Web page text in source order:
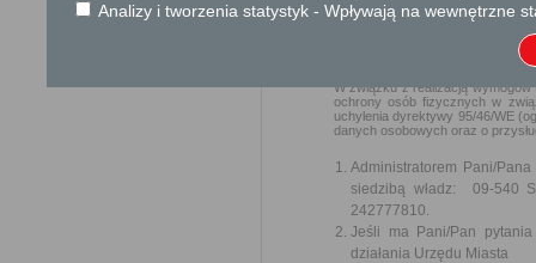
Ochrona danych osobowych
KLAUZULA INFORMACYJNA
W związku z realizacją
ochrony osób fizycznych w
uchylenia dyrektywy 95/46/WE
danych osobowych oraz o
Administratorem Pani/
siedzibą władz: 09-540
242777810.
Jeśli ma Pani/Pan
działania Urzędu Miasta
Analizy i tworzenia statystyk - Wpływają na wewnętrzne